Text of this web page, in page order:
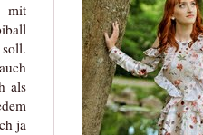
mit
als
ja